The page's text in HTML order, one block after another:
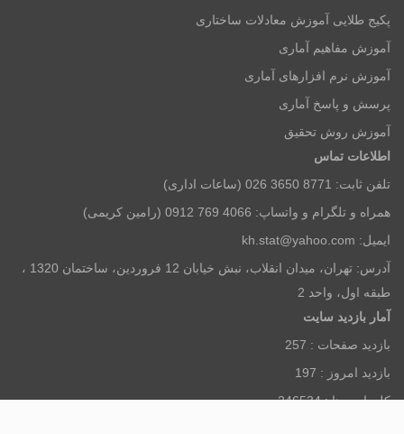
پکیج طلایی آموزش معادلات ساختاری
آموزش مفاهیم آماری
آموزش نرم افزارهای آماری
پرسش و پاسخ آماری
آموزش روش تحقیق
اطلاعات تماس
تلفن ثابت: 8771 3650 026 (ساعات اداری)
همراه و تلگرام و واتساپ: 4066 769 0912 (رامین کریمی)
ایمیل: kh.stat@yahoo.com
آدرس: تهران، میدان انقلاب، نبش خیابان 12 فروردین، ساختمان 1320 ،
طبقه اول، واحد 2
آمار بازديد سايت
بازديد صفحات : 257
بازديد امروز : 197
كل بازديدها :246534